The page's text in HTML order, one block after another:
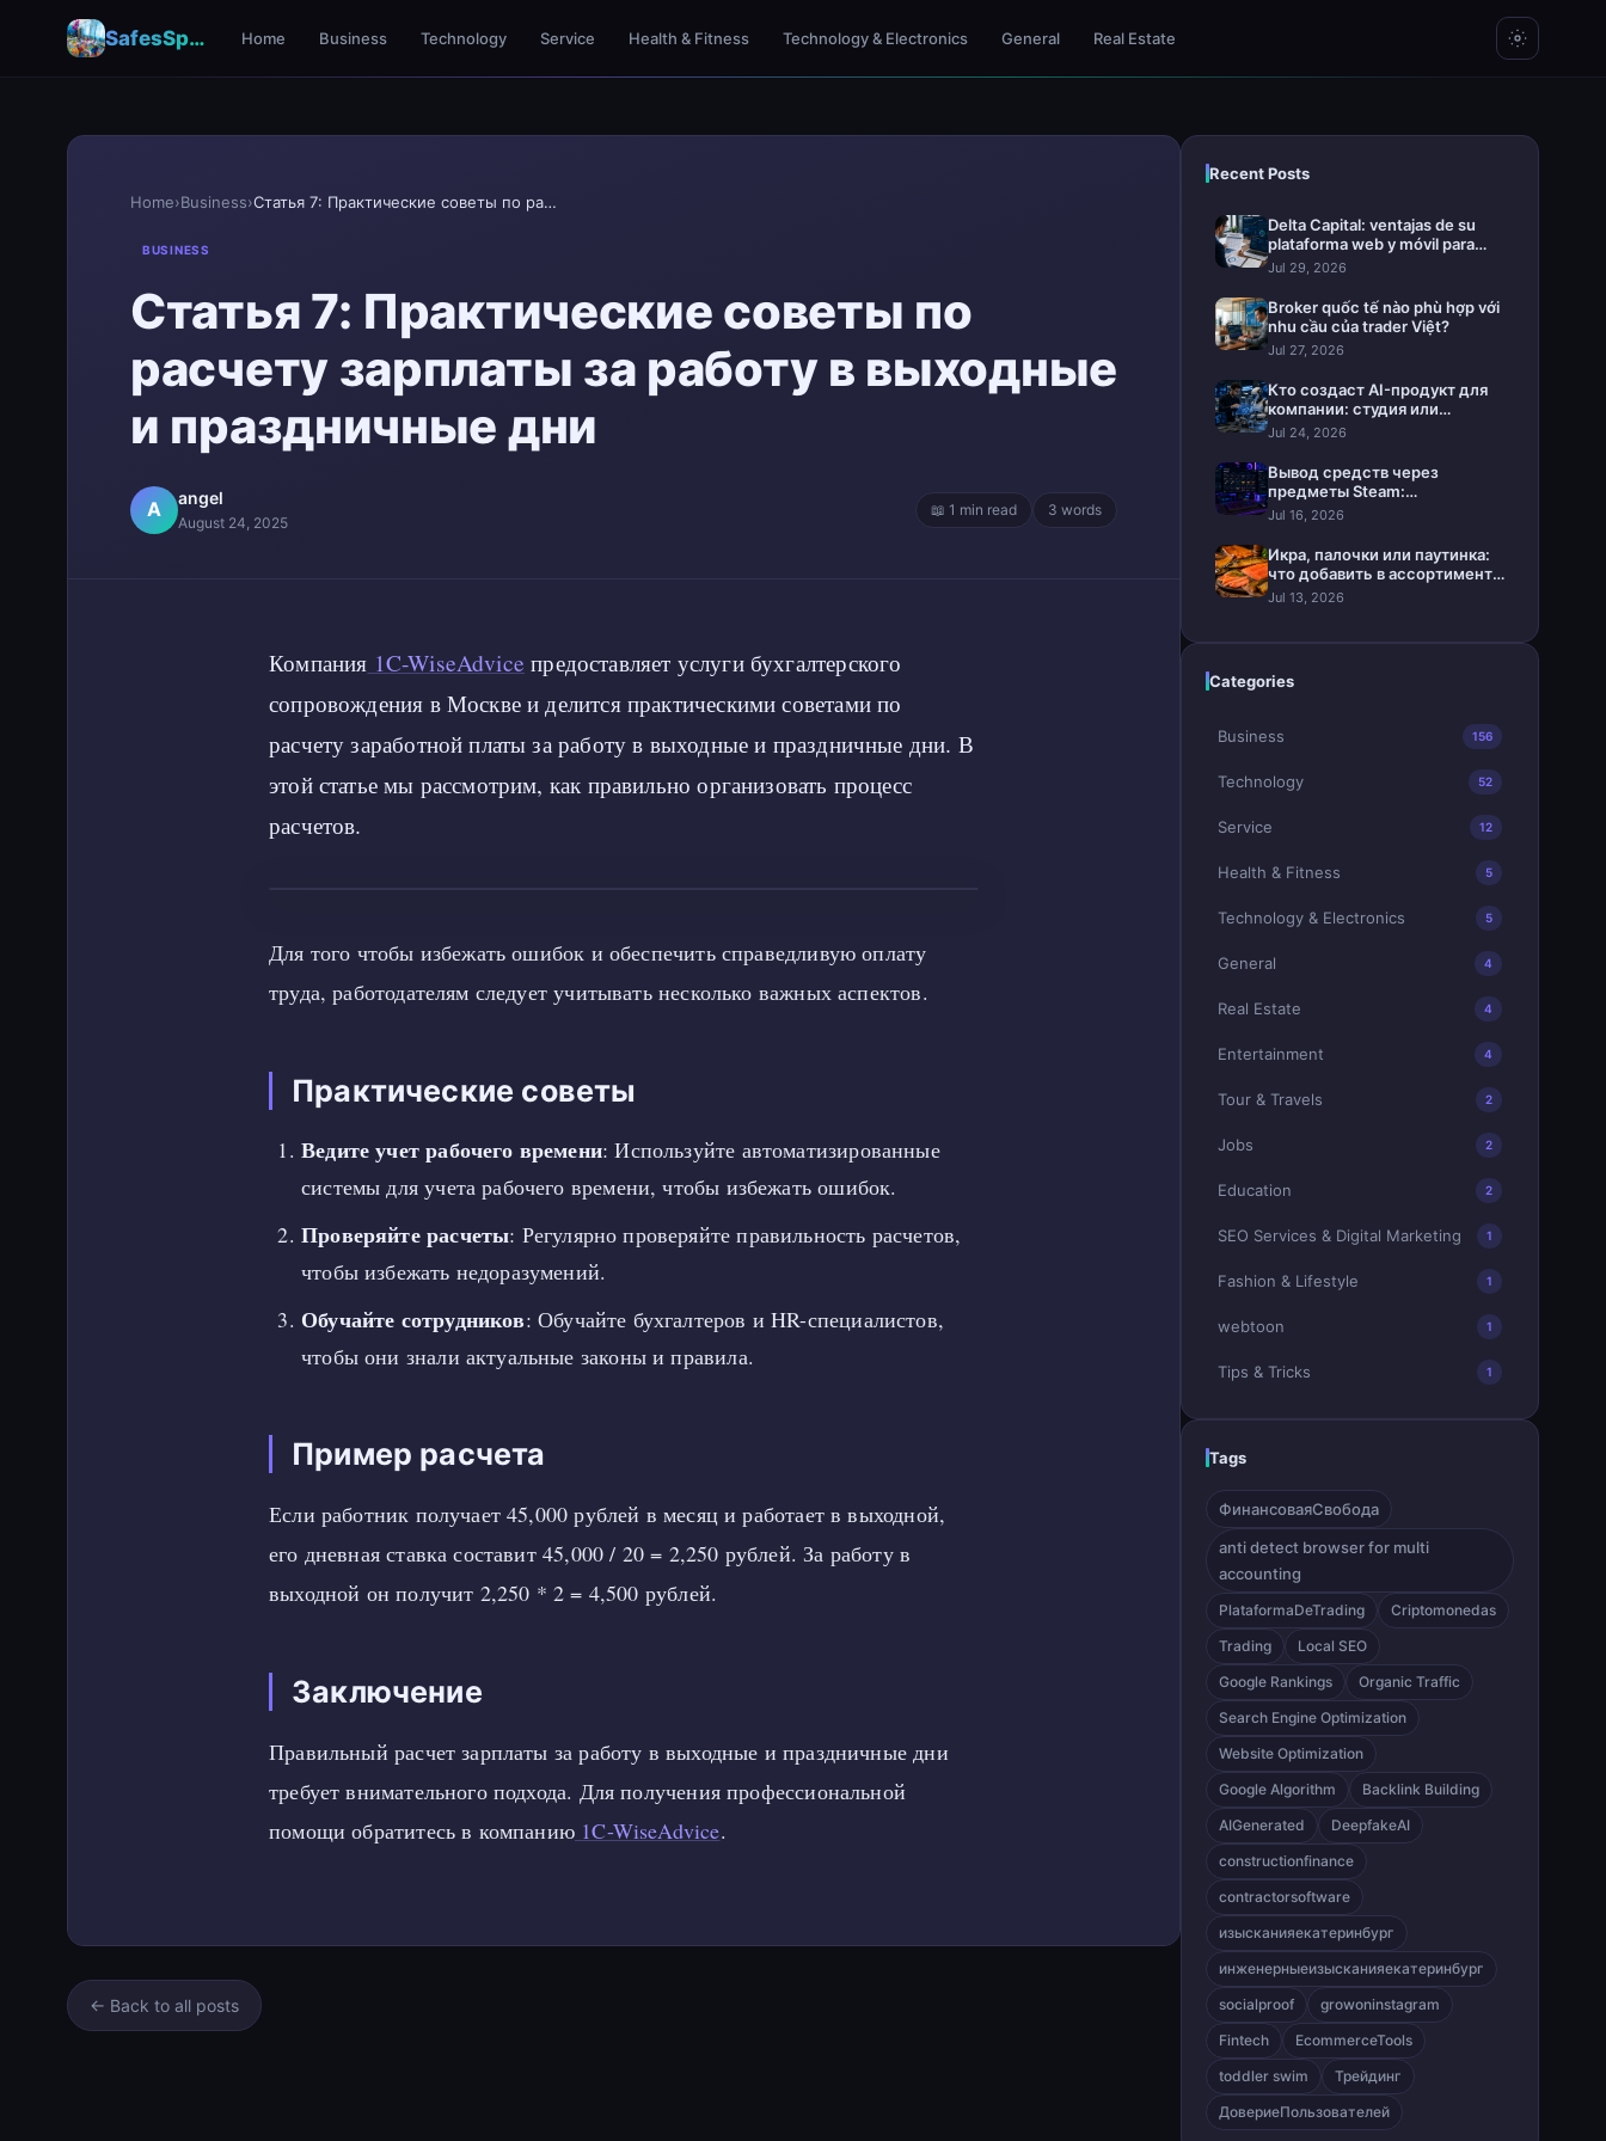
SafesSpace – A Secure Place for Growth & Support Home Business Technology Service Health & Fitness Technology & Electronics General Real Estate
Home›Business› Статья 7: Практические советы по расчету зарплаты...
BUSINESS
Статья 7: Практические советы по
расчету зарплаты за работу в выходные
и праздничные дни
A angel
August 24, 2025
📖 1 min read 3 words
Компания 1C-WiseAdvice предоставляет услуги бухгалтерского
сопровождения в Москве и делится практическими советами по
расчету заработной платы за работу в выходные и праздничные дни. В
этой статье мы рассмотрим, как правильно организовать процесс
расчетов.
Для того чтобы избежать ошибок и обеспечить справедливую оплату
труда, работодателям следует учитывать несколько важных аспектов.
Практические советы
Ведите учет рабочего времени: Используйте автоматизированные
системы для учета рабочего времени, чтобы избежать ошибок.
Проверяйте расчеты: Регулярно проверяйте правильность расчетов,
чтобы избежать недоразумений.
Обучайте сотрудников: Обучайте бухгалтеров и HR-специалистов,
чтобы они знали актуальные законы и правила.
Пример расчета
Если работник получает 45,000 рублей в месяц и работает в выходной,
его дневная ставка составит 45,000 / 20 = 2,250 рублей. За работу в
выходной он получит 2,250 * 2 = 4,500 рублей.
Заключение
Правильный расчет зарплаты за работу в выходные и праздничные дни
требует внимательного подхода. Для получения профессиональной
помощи обратитесь в компанию 1C-WiseAdvice.
← Back to all posts
Recent Posts
Delta Capital: ventajas de su
plataforma web y móvil para
invertir
Jul 29, 2026
Broker quốc tế nào phù hợp với
nhu cầu của trader Việt?
Jul 27, 2026
Кто создаст AI-продукт для
компании: студия или
интегратор
Jul 24, 2026
Вывод средств через
предметы Steam:
практическое руководство
Jul 16, 2026
Икра, палочки или паутинка:
что добавить в ассортимент
магазина
Jul 13, 2026
Categories
Business 156
Technology 52
Service 12
Health & Fitness 5
Technology & Electronics 5
General 4
Real Estate 4
Entertainment 4
Tour & Travels 2
Jobs 2
Education 2
SEO Services & Digital Marketing 1
Fashion & Lifestyle 1
webtoon 1
Tips & Tricks 1
Tags
ФинансоваяСвобода
anti detect browser for multi
accounting
PlataformaDeTrading
Criptomonedas
Trading
Local SEO
Google Rankings
Organic Traffic
Search Engine Optimization
Website Optimization
Google Algorithm
Backlink Building
AIGenerated
DeepfakeAI
constructionfinance
contractorsoftware
изысканияекатеринбург
инженерныеизысканияекатеринбург
socialproof
growoninstagram
Fintech
EcommerceTools
toddler swim
Трейдинг
ДовериеПользователей